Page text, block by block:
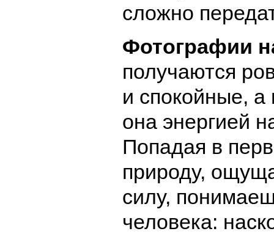
сложно
Фотографии
получаются
и спокойные,
она энергией
Попадая в
природу,
силу,
человека: